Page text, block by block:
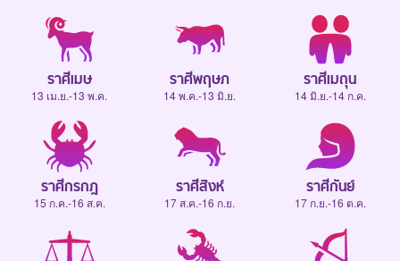
ราศีเมษ
13 เม.ย.-13 พ.ค.
ราศีพฤษภ
14 พ.ค.-13 มิ.ย.
ราศีเมถุน
14 มิ.ย.-14 ก.ค.
ราศีกรกฎ
15 ก.ค.-16 ส.ค.
ราศีสิงห์
17 ส.ค.-16 ก.ย.
ราศีกันย์
17 ก.ย.-16 ต.ค.